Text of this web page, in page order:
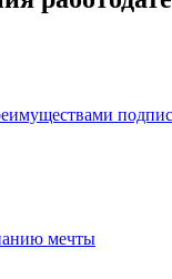
мечты